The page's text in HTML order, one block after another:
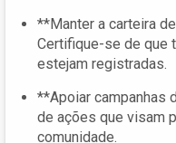
**Manter a carteira
Certifique-se de que
estejam registradas.
**Apoiar campanhas
de ações que visam
comunidade.